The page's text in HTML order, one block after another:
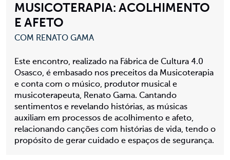
MUSICOTERAPIA: ACOLHIMENTO
E AFETO
COM RENATO GAMA
Este encontro, realizado na Fábrica de Cultura 4.0
Osasco, é embasado nos preceitos da Musicoterapia
e conta com o músico, produtor musical e
musicoterapeuta, Renato Gama. Cantando
sentimentos e revelando histórias, as músicas
auxiliam em processos de acolhimento e afeto,
relacionando canções com histórias de vida, tendo o
propósito de gerar cuidado e espaços de segurança.